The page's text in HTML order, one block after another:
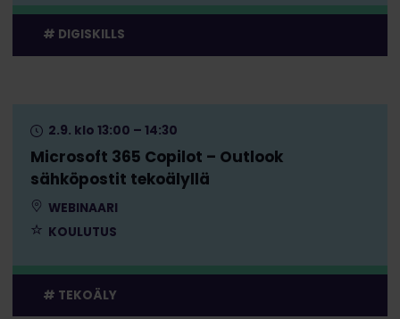
DIGISKILLS
Microsoft 365 Copilot – Outlook
sähköpostit tekoälyllä
2.9. klo 13:00 – 14:30
WEBINAARI
KOULUTUS
TEKOÄLY